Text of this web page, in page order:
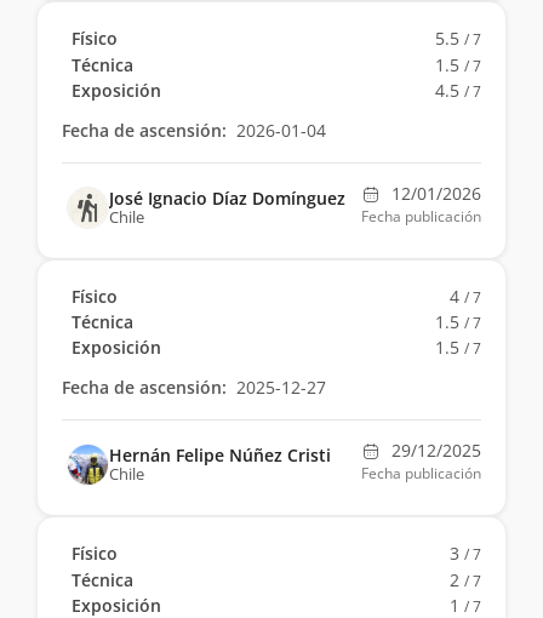
Físico 5.5 / 7
Técnica 1.5 / 7
Exposición 4.5 / 7
Fecha de ascensión: 2026-01-04
José Ignacio Díaz Domínguez
Chile
12/01/2026
Fecha publicación
Físico 4 / 7
Técnica 1.5 / 7
Exposición 1.5 / 7
Fecha de ascensión: 2025-12-27
Hernán Felipe Núñez Cristi
Chile
29/12/2025
Fecha publicación
Físico 3 / 7
Técnica 2 / 7
Exposición 1 / 7